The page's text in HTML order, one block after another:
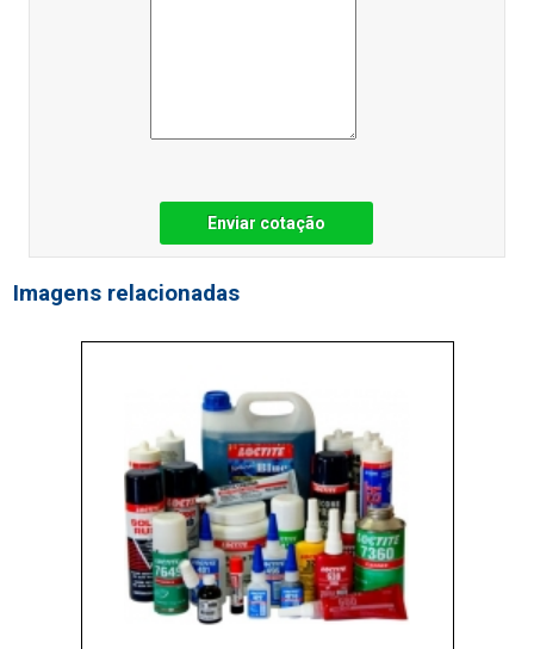
Enviar cotação
Imagens relacionadas